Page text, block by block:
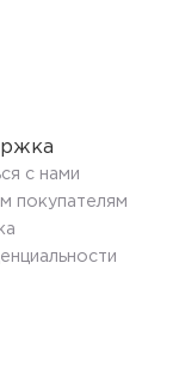
с нами
покупателям